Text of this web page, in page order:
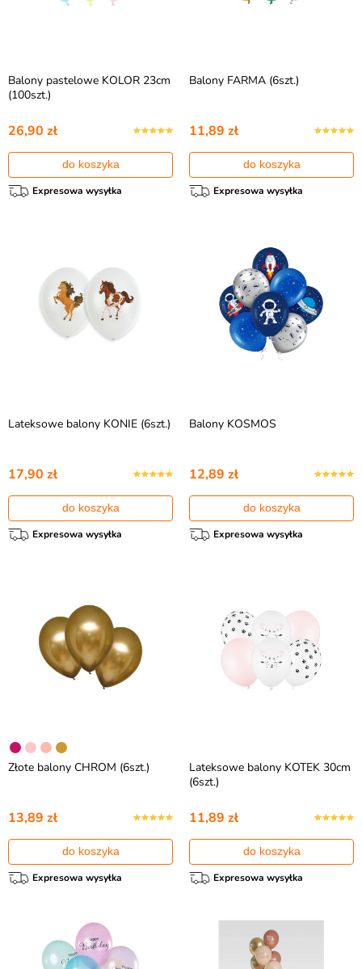
Balony pastelowe KOLOR 23cm
(100szt.)
26,90 zł
do koszyka
Expresowa wysyłka
Balony FARMA (6szt.)
11,89 zł
do koszyka
Expresowa wysyłka
Lateksowe balony KONIE (6szt.)
17,90 zł
do koszyka
Expresowa wysyłka
Balony KOSMOS
12,89 zł
do koszyka
Expresowa wysyłka
Złote balony CHROM (6szt.)
13,89 zł
do koszyka
Expresowa wysyłka
Lateksowe balony KOTEK 30cm
(6szt.)
11,89 zł
do koszyka
Expresowa wysyłka